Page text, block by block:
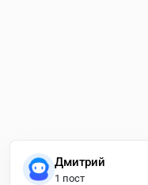
Дмитрий
1 пост